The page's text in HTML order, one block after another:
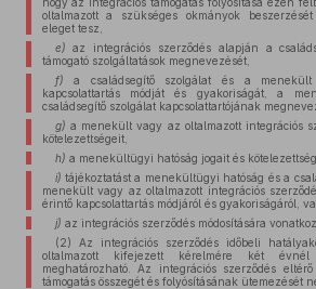
oltalmazott a szükséges okmányok
eleget tesz,
e) az integrációs szerződés alapján a
támogató szolgáltatások megnevezését,
f) a családsegítő szolgálat és a menekült
kapcsolattartás módját és gyakoriságát, a
családsegítő szolgálat kapcsolattartójának
g) a menekült vagy az oltalmazott integrációs
kötelezettségeit,
h) a menekültügyi hatóság jogait és
i) tájékoztatást a menekültügyi hatóság és a
menekült vagy az oltalmazott integrációs
érintő kapcsolattartás módjáról és gyakoriságáról,
j) az integrációs szerződés módosítására
(2) Az integrációs szerződés időbeli
oltalmazott kifejezett kérelmére két
meghatározható. Az integrációs szerződés
támogatás összegét és folyósításának ütemezését